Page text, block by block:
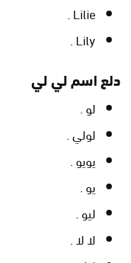
Lilie .
Lily .
دلع اسم لي لي
لو .
لولي .
يويو .
يو .
ليو .
لا لا .